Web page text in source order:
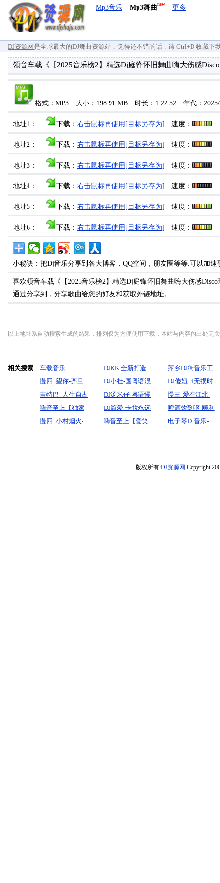
Mp3音乐 Mp3舞曲new 更多
DJ资源网 是全球最大的DJ舞曲资源站，觉得还不错的话，请 Ctrl+D 收藏下
领音车载《【2025音乐榜2】精选Dj庭锋怀旧舞曲嗨大伤感
格式：MP3 大小：198.91 MB 时长：1:22:52 年代：
地址1： 下载： 右击鼠标再使用[目标另存为] 速度：
地址2： 下载： 右击鼠标再使用[目标另存为] 速度：
地址3： 下载： 右击鼠标再使用[目标另存为] 速度：
地址4： 下载： 右击鼠标再使用[目标另存为] 速度：
地址5： 下载： 右击鼠标再使用[目标另存为] 速度：
地址6： 下载： 右击鼠标再使用[目标另存为] 速度：
小秘诀：把Dj音乐分享到各大博客，QQ空间，朋友圈等等.可以加速
喜欢领音车载《【2025音乐榜2】精选Dj庭锋怀旧舞曲嗨大伤感
通过分享到，分享歌曲给您的好友和获取外链地址。
以上地址系自动搜索生成的结果，排列仅为方便使用下载，本站与内容的出处无
相关搜索 车载音乐
DJKK 全新打造
轻松 沙发音乐串
烧
萍乡DJ街音乐工
作室全新电摇
慢四_望你-齐旦
布_-无心制作
DJ小杜-国粤语混
搭音乐让每一种
热爱都能在细节
里找到串烧
DJ傻妞《无损时
尚嗨曲83》2024
最热最新DJ歌曲
18首(2024.11-
吉特巴_人生自古
非坦途【影子】-
宝剑制作
DJ汤米仔-粤语慢
歌连版海岸聲像
出品2026有些歌
慢三-爱在江北-
张可儿（太原-王
源制作）
嗨音至上【独家
私货Party版YY鼓
DJ简爱-卡拉永远
OK钻石眼泪爆了
啤酒饮到呕-顺利
中特马(DJ欧东
慢四_小村烟火-
嗨音至上【爱笑
电子琴DJ音乐-
版权所有:DJ资源网 Copyright